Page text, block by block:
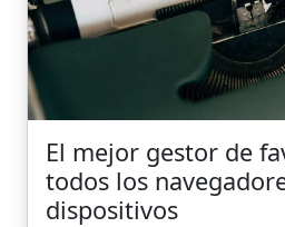
e incluso resume páginas
Tanto si trabajas con
máquinas virtuales o
CarryLinks mantiene tus
organizados y siempre a
El mejor gestor de
todos los
dispositivos